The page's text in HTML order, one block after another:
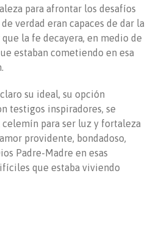
para afrontar los desafíos
verdad eran capaces de dar la
la fe decayera, en medio de
estaban cometiendo en esa
su ideal, su opción
testigos inspiradores, se
para ser luz y fortaleza
providente, bondadoso,
Padre-Madre en esas
que estaba viviendo